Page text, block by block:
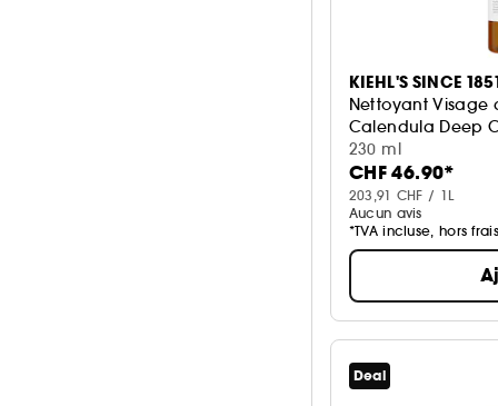
KIEHL'S SINCE
Nettoyant Visage
Calendula Deep
230 ml
CHF 46.90*
203,91 CHF / 1L
Aucun avis
*TVA incluse, hors
Deal